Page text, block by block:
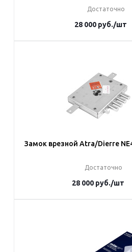
Достаточно
28 000 руб./шт
Замок врезной Atra/Dierre
Достаточно
28 000 руб./шт